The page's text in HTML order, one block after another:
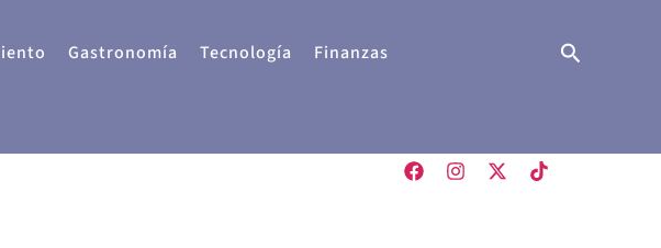
Gastronomía Tecnología Finanzas Buscar